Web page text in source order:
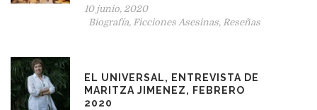
10 junio, 2020
Biografía, Ficciones Asesinas, Reseñas
EL UNIVERSAL, ENTREVISTA DE
MARITZA JIMENEZ, FEBRERO
2020